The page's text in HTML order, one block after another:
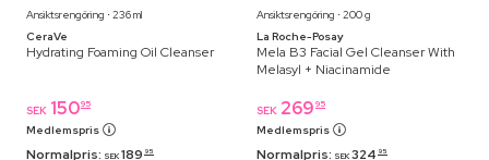
Ansiktsrengöring ⋅ 236 ml
CeraVe
Hydrating Foaming Oil Cleanser
SEK 15095
Medlemspris
Normalpris: SEK 189 95
Ansiktsrengöring ⋅ 200 g
La Roche-Posay
Mela B3 Facial Gel Cleanser With
Melasyl + Niacinamide
SEK 269 95
Medlemspris
Normalpris: SEK 324 95